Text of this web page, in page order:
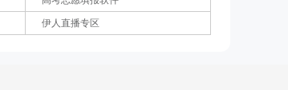
伊人直播专区